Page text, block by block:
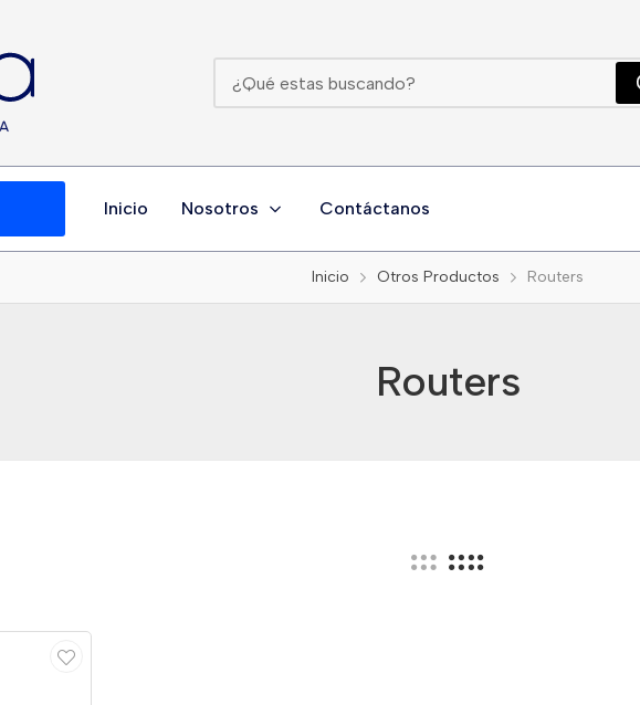
Inicio Nosotros Contáctanos
Inicio Otros Productos Routers
Routers